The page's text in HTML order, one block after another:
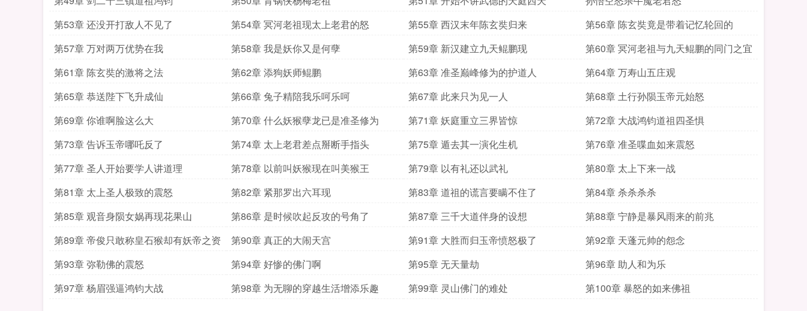
第53章 还没开打敌人不见了
第54章 冥河老祖现太上老君的怒 第55章 西汉末年陈玄奘归来
第56章 陈玄奘竟是带着记忆轮回的
第57章 万对两万优势在我
第58章 我是妖你又是何孽 第59章 新汉建立九天鲲鹏现
第60章 冥河老祖与九天鲲鹏的同门之宜
第61章 陈玄奘的激将之法
第62章 添狗妖师鲲鹏 第63章 准圣巅峰修为的护道人
第64章 万寿山五庄观
第65章 恭送陛下飞升成仙
第66章 兔子精陪我乐呵乐呵 第67章 此来只为见一人
第68章 土行孙陨玉帝元始怒
第69章 你谁啊脸这么大
第70章 什么妖猴孽龙已是准圣修为 第71章 妖庭重立三界皆惊
第72章 大战鸿钧道祖四圣惧
第73章 告诉玉帝哪吒反了
第74章 太上老君差点掰断手指头 第75章 遁去其一演化生机
第76章 准圣喋血如来震怒
第77章 圣人开始要学人讲道理
第78章 以前叫妖猴现在叫美猴王 第79章 以有礼还以武礼
第80章 太上下来一战
第81章 太上圣人极致的震怒
第82章 紧那罗出六耳现 第83章 道祖的谎言要瞒不住了
第84章 杀杀杀杀
第85章 观音身陨女娲再现花果山
第86章 是时候吹起反攻的号角了 第87章 三千大道伴身的设想
第88章 宁静是暴风雨来的前兆
第89章 帝俊只敢称皇石猴却有妖帝之资
第90章 真正的大闹天宫 第91章 大胜而归玉帝愤怒极了
第92章 天蓬元帅的怨念
第93章 弥勒佛的震怒
第94章 好惨的佛门啊 第95章 无天量劫
第96章 助人和为乐
第97章 杨眉强逼鸿钧大战
第98章 为无聊的穿越生活增添乐趣 第99章 灵山佛门的难处 第100章 暴怒的如来佛祖